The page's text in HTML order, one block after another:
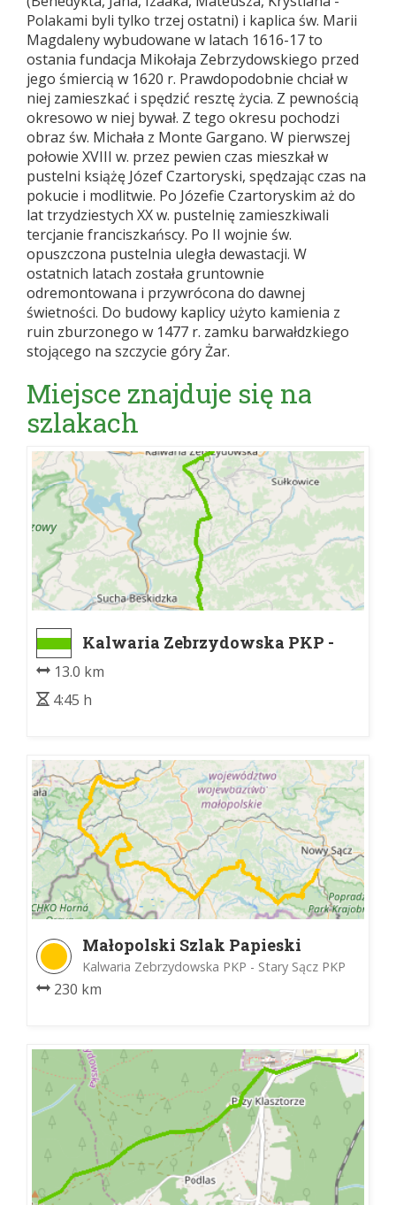
Polakami byli tylko trzej ostatni) i kaplica św. Marii
Magdaleny wybudowane w latach 1616-17 to
ostania fundacja Mikołaja Zebrzydowskiego przed
jego śmiercią w 1620 r. Prawdopodobnie chciał w
niej zamieszkać i spędzić resztę życia. Z pewnością
okresowo w niej bywał. Z tego okresu pochodzi
obraz św. Michała z Monte Gargano. W pierwszej
połowie XVIII w. przez pewien czas mieszkał w
pustelni książę Józef Czartoryski, spędzając czas na
pokucie i modlitwie. Po Józefie Czartoryskim aż do
lat trzydziestych XX w. pustelnię zamieszkiwali
tercjanie franciszkańscy. Po II wojnie św.
opuszczona pustelnia uległa dewastacji. W
ostatnich latach została gruntownie
odremontowana i przywrócona do dawnej
świetności. Do budowy kaplicy użyto kamienia z
ruin zburzonego w 1477 r. zamku barwałdzkiego
stojącego na szczycie góry Żar.
Miejsce znajduje się na
szlakach
Kalwaria Zebrzydowska PKP -
Chełm Wchodni
13.0 km
4:45 h
Małopolski Szlak Papieski
Kalwaria Zebrzydowska PKP - Stary Sącz PKP
230 km